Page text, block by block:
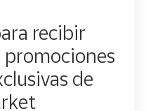
recibir
promociones
de